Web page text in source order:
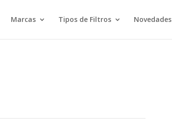
Marcas Tipos de Filtros Novedades